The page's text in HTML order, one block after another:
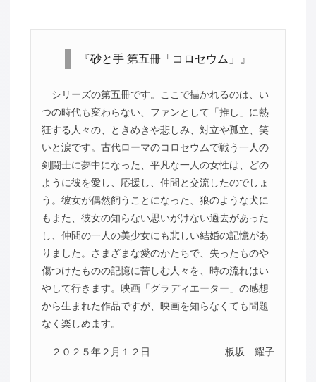
『砂と手 第五冊「コロセウム」』
シリーズの第五冊です。ここで描かれるのは、い
つの時代も変わらない、ファンとして「推し」に熱
狂する人々の、ときめきや悲しみ、対立や孤立、笑
いと涙です。古代ローマのコロセウムで戦う一人の
剣闘士に夢中になった、平凡な一人の女性は、どの
ように彼を愛し、応援し、仲間と交流したのでしょ
う。彼女が偶然飼うことになった、狼のような犬に
もまた、彼女の知らない思いがけない過去があった
し、仲間の一人の美少女にも悲しい結婚の記憶があ
りました。さまざまな愛のかたちで、失ったものや
傷つけたものの記憶に苦しむ人々を、時の流れはい
やして行きます。映画「グラディエーター」の感想
から生まれた作品ですが、映画を知らなくても問題
なく楽しめます。
２０２５年２月１２日 板坂 耀子